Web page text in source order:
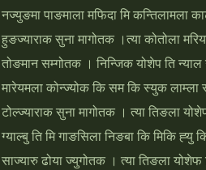
नज्‍युङमा पाङमाला मफिदा मि कन्‍तिलामला
हुङज्‍याराक सुना मागोतक ।त्‍या कोतोला
तोङमान सम्‍गोतक । निन्‍जिक योशेप ति
मारेयमला कोन्‍ज्‍योक कि सम कि स्‍युक लाम्‍ला
टोल्‍ज्‍याराक सुना मागोतक । त्‍या तिङला
ग्‍याल्‍बु ति मि गाङसिला निङबा कि मिकि
साज्‍यारु ढोया ज्‍युगोतक । त्‍या तिङला योशेफ